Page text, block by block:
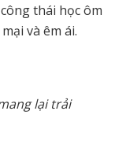
thái học ôm
và êm ái.
lại trải